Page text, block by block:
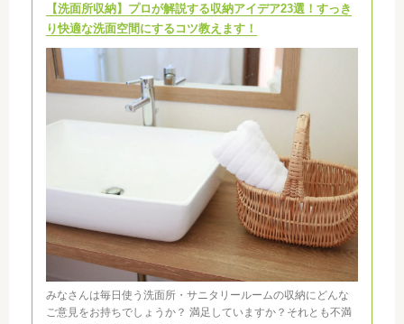
【洗面所収納】プロが解説する収納アイデア23選！すっき
り快適な洗面空間にするコツ教えます！
みなさんは毎日使う洗面所・サニタリールームの収納にどんな
ご意見をお持ちでしょうか？ 満足していますか？それとも不満